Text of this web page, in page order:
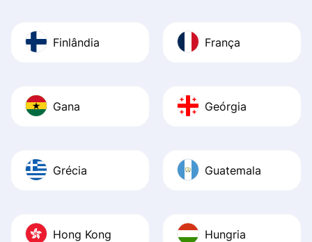
Finlândia França
Gana Geórgia
Grécia Guatemala
Hong Kong Hungria